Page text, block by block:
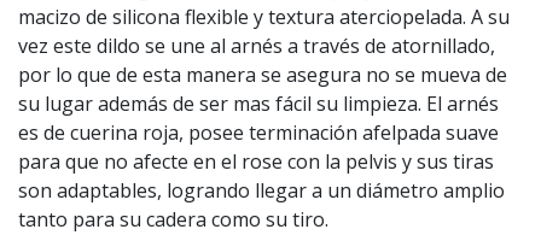
macizo de silicona flexible y textura aterciopelada. A su
vez este dildo se une al arnés a través de atornillado,
por lo que de esta manera se asegura no se mueva de
su lugar además de ser mas fácil su limpieza. El arnés
es de cuerina roja, posee terminación afelpada suave
para que no afecte en el rose con la pelvis y sus tiras
son adaptables, logrando llegar a un diámetro amplio
tanto para su cadera como su tiro.